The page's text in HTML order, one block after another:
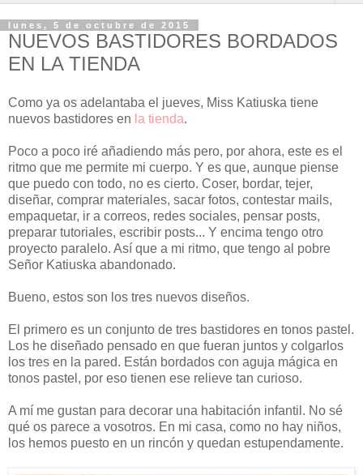
lunes, 5 de octubre de 2015
NUEVOS BASTIDORES BORDADOS
EN LA TIENDA
Como ya os adelantaba el jueves, Miss Katiuska tiene
nuevos bastidores en la tienda.
Poco a poco iré añadiendo más pero, por ahora, este es el
ritmo que me permite mi cuerpo. Y es que, aunque piense
que puedo con todo, no es cierto. Coser, bordar, tejer,
diseñar, comprar materiales, sacar fotos, contestar mails,
empaquetar, ir a correos, redes sociales, pensar posts,
preparar tutoriales, escribir posts... Y encima tengo otro
proyecto paralelo. Así que a mi ritmo, que tengo al pobre
Señor Katiuska abandonado.
Bueno, estos son los tres nuevos diseños.
El primero es un conjunto de tres bastidores en tonos pastel.
Los he diseñado pensado en que fueran juntos y colgarlos
los tres en la pared. Están bordados con aguja mágica en
tonos pastel, por eso tienen ese relieve tan curioso.
A mí me gustan para decorar una habitación infantil. No sé
qué os parece a vosotros. En mi casa, como no hay niños,
los hemos puesto en un rincón y quedan estupendamente.